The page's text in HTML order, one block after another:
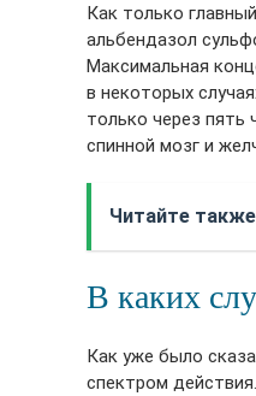
Как только
альбендазол
Максимальная
в некоторых
только через пять
спинной мозг и
Читайте
В каких
Как уже было
спектром